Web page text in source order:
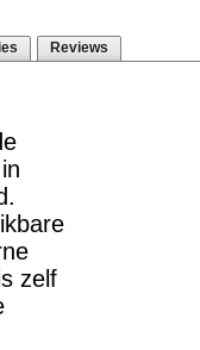
Reviews
zelf